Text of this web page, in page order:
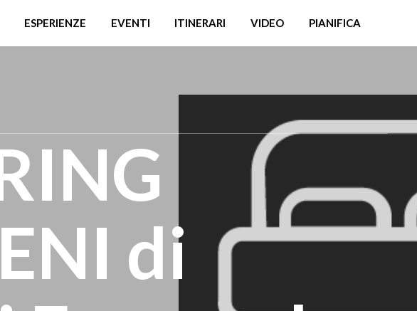
ESPERIENZE EVENTI ITINERARI VIDEO PIANIFICA
di